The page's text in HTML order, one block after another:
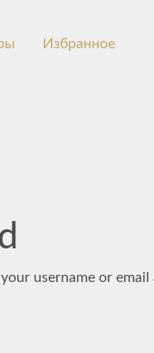
Избранное
username or